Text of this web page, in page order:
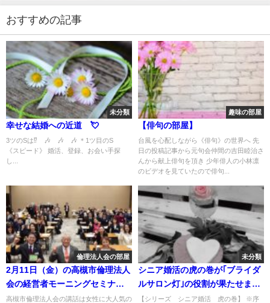
おすすめの記事
未分類
幸せな結婚への近道 💘
3ツのSは⁉ 🎶 🎶 🎶 ＊1ツ目のS
《スピード》 婚活、登録、お会い手探
し...
趣味の部屋
【俳句の部屋】
台風を心配しながら《俳句》の世界へ 先
日の投稿記事から元句会仲間の吉田睦治さ
んから献上俳句を頂き 少年俳人の小林凛
のビデオを見ていたので俳句...
倫理法人会の部屋
2月11日（金）の高槻市倫理法人
会の経営者モーニングセミナー
の講話は佐藤福男スーパーバイ
高槻市倫理法人会の講話は女性に大人気の
未分類
シニア婚活の虎の巻が｢ブライダ
ルサロン灯｣の役割が果たせます
事を願って💚💘💙
【シリーズ シニア婚活 虎の巻】 ※序